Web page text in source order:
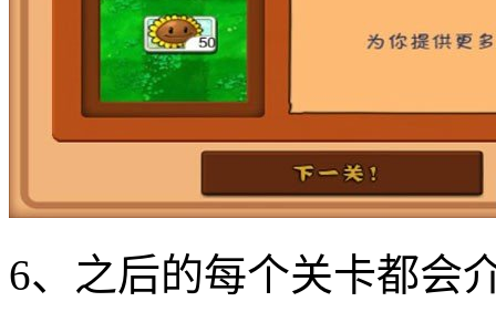
6、之后的每个关卡都会